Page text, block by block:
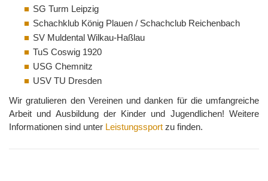
SG Turm Leipzig
Schachklub König Plauen / Schachclub Reichenbach
SV Muldental Wilkau-Haßlau
TuS Coswig 1920
USG Chemnitz
USV TU Dresden
Wir gratulieren den Vereinen und danken für die umfangreiche
Arbeit und Ausbildung der Kinder und Jugendlichen! Weitere
Informationen sind unter Leistungssport zu finden.